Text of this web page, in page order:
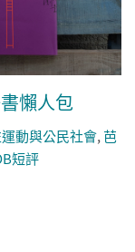
懶人包
動與公民社會,芭
短評